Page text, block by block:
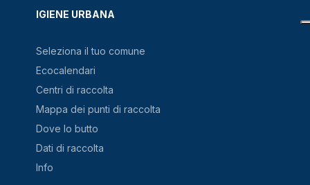
IGIENE URBANA
Seleziona il tuo comune
Ecocalendari
Centri di raccolta
Mappa dei punti di raccolta
Dove lo butto
Dati di raccolta
Info